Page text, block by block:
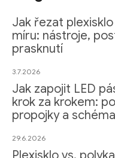
Jak řezat
míru: nástroje,
prasknutí
3.7.2026
Jak zapojit LED
krok za krokem:
propojky a schéma
29.6.2026